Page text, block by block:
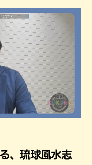
、琉球風水志